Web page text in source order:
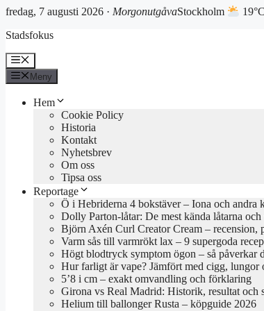
fredag, 7 augusti 2026 · MorgonutgåvaStockholm 19°C
till
Stadsfokus
Meny
Meny
Hem
Cookie Policy
Historia
Kontakt
Nyhetsbrev
Om oss
Tipsa oss
Reportage
Ö i Hebriderna 4 bokstäver – Iona och andra
Dolly Parton-låtar: De mest kända låtarna
Björn Axén Curl Creator Cream – recension,
Varm sås till varmrökt lax – 9 supergoda
Högt blodtryck symptom ögon – så påverkar
Hur farligt är vape? Jämfört med cigg, lungor
5’8 i cm – exakt omvandling och förklaring
Girona vs Real Madrid: Historik, resultat och
Helium till ballonger Rusta – köpguide 2026